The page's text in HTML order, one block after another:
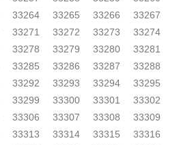
33264 33265 33266
33267
33271 33272 33273
33274
33278 33279 33280
33281
33285 33286 33287
33288
33292 33293 33294
33295
33299 33300 33301
33302
33306 33307 33308
33309
33313 33314 33315
33316